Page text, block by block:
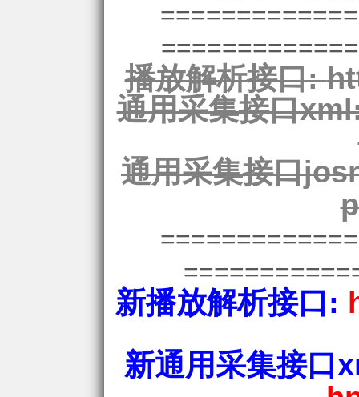
播放解析接口:
通用采集接口
通用采集接口
新播放解析接口:
新通用采集接口